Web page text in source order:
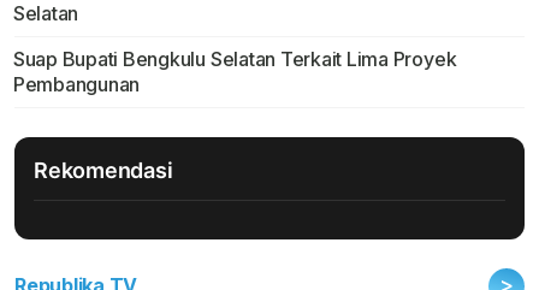
Selatan
Suap Bupati Bengkulu Selatan Terkait Lima Proyek
Pembangunan
Rekomendasi
>